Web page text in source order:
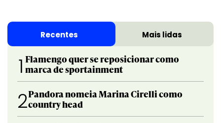
Recentes Mais lidas
1 Flamengo quer se reposicionar como
marca de sportainment
2Pandora nomeia Marina Cirelli como
country head